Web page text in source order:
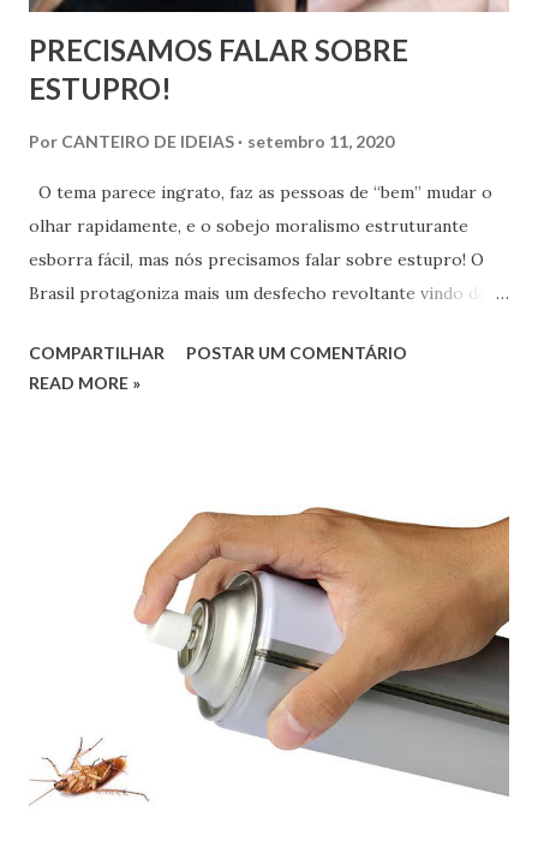
PRECISAMOS FALAR SOBRE
ESTUPRO!
Por CANTEIRO DE IDEIAS setembro 11, 2020
O tema parece ingrato, faz as pessoas de “bem” mudar o
olhar rapidamente, e o sobejo moralismo estruturante
esborra fácil, mas nós precisamos falar sobre estupro! O
Brasil protagoniza mais um desfecho revoltante vindo dos
juiz Rudson Marcos da 3ª Vara Criminal de Florianópolis,
absolveu André de Camargo Aranha em sintonia com a
feitas pela defesa do acusado, como falta de provas.
COMPARTILHAR
POSTAR UM COMENTÁRIO
READ MORE »